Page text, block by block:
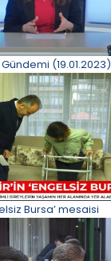
(19.01.2023)
Bursa’ mesaisi